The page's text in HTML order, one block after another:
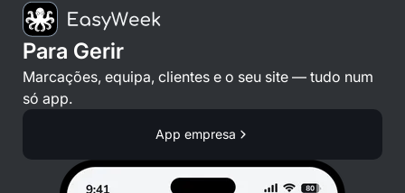
Para Gerir
Marcações, equipa, clientes e o seu site — tudo num
só app.
App empresa